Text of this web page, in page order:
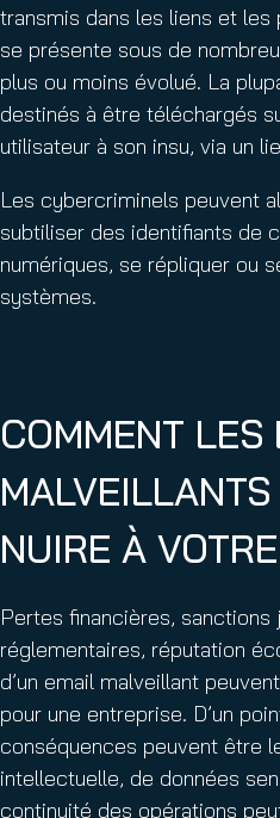
transmis dans les liens et les
se présente sous de
plus ou moins évolué. La
destinés à être téléchargés
utilisateur à son insu, via un
Les cybercriminels peuvent
subtiliser des identifiants de
numériques, se répliquer ou
systèmes.
COMMENT LES
NUIRE À
Pertes financières, sanctions
réglementaires, réputation
d’un email malveillant
pour une entreprise. D’un
conséquences peuvent être
intellectuelle, de données
continuité des opérations